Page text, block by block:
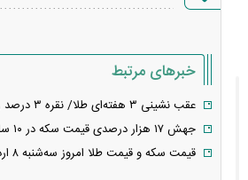
خبرهای مرتبط
عقب نشینی ۳ هفته‌ای طلا/ نقره ۳ درصد ریزش کرد
جهش ۱۷ هزار درصدی قیمت سکه در ۱۰ سال
قیمت سکه و قیمت طلا امروز سه‌شنبه ۸ اردیبهشت ۱۴۰۵ + جدول